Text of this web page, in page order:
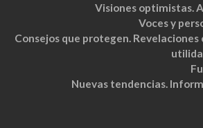
Visiones optimistas.
Voces y
Consejos que protegen. Revelaciones
Nuevas tendencias.